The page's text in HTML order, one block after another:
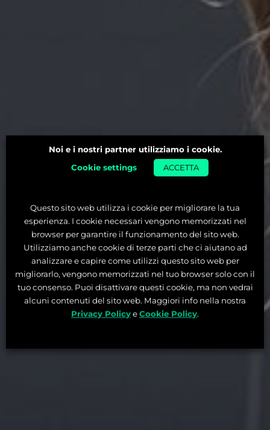
Noi e i nostri partner utilizziamo i cookie.
Cookie settings
ACCETTA
Questo sito web utilizza i cookie per migliorare la tua
esperienza. I cookie necessari vengono memorizzati nel
browser per garantire il funzionamento del sito web.
Utilizziamo anche cookie di terze parti che ci aiutano ad
analizzare e capire come utilizzi questo sito web per
migliorarlo, vengono memorizzati nel tuo browser solo con il
tuo consenso. Puoi disattivare questi cookie, ma non vedrai
alcuni contenuti del sito web. Maggiori info nella nostra
Privacy PolicyeCookie Policy.